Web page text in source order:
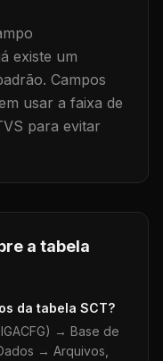
existe um
Campos
usar a faixa de
para evitar
a tabela
da tabela SCT?
→ Base de
→ Arquivos,